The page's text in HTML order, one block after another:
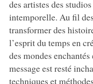
des artistes des
intemporelle. Au fil
transformer des
l’esprit du temps en
des mondes
message est resté
techniques et